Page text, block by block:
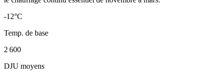
-12°C
Temp. de base
2 600
DJU moyens